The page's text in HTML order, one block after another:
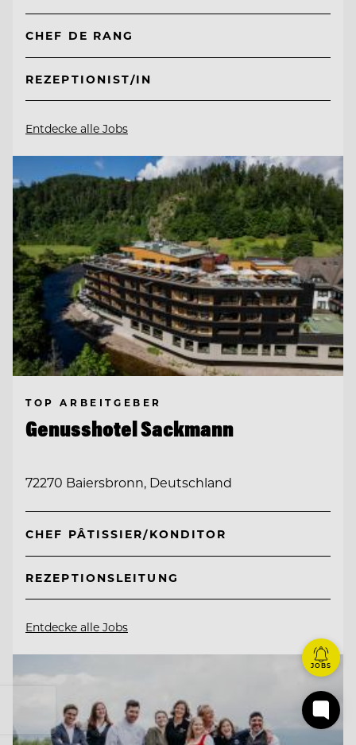
CHEF DE RANG
REZEPTIONIST/IN
Entdecke alle Jobs
TOP ARBEITGEBER
Genusshotel Sackmann
72270 Baiersbronn, Deutschland
CHEF PÂTISSIER/KONDITOR
REZEPTIONSLEITUNG
Entdecke alle Jobs
JOBS